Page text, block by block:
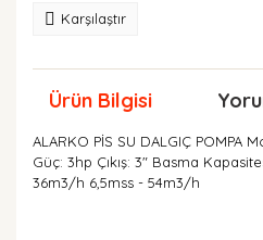
Karşılaştır
Ürün Bilgisi
ALARKO PİS SU DALGIÇ POMPA
Güç: 3hp Çıkış: 3" Basma
36m3/h 6,5mss - 54m3/h